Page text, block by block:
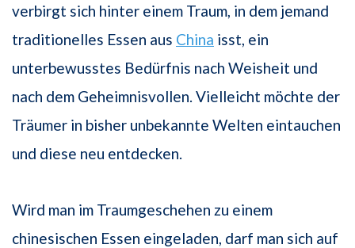
verbirgt sich hinter einem Traum, in dem jemand
traditionelles Essen aus China isst, ein
unterbewusstes Bedürfnis nach Weisheit und
nach dem Geheimnisvollen. Vielleicht möchte der
Träumer in bisher unbekannte Welten eintauchen
und diese neu entdecken.
Wird man im Traumgeschehen zu einem
chinesischen Essen eingeladen, darf man sich auf